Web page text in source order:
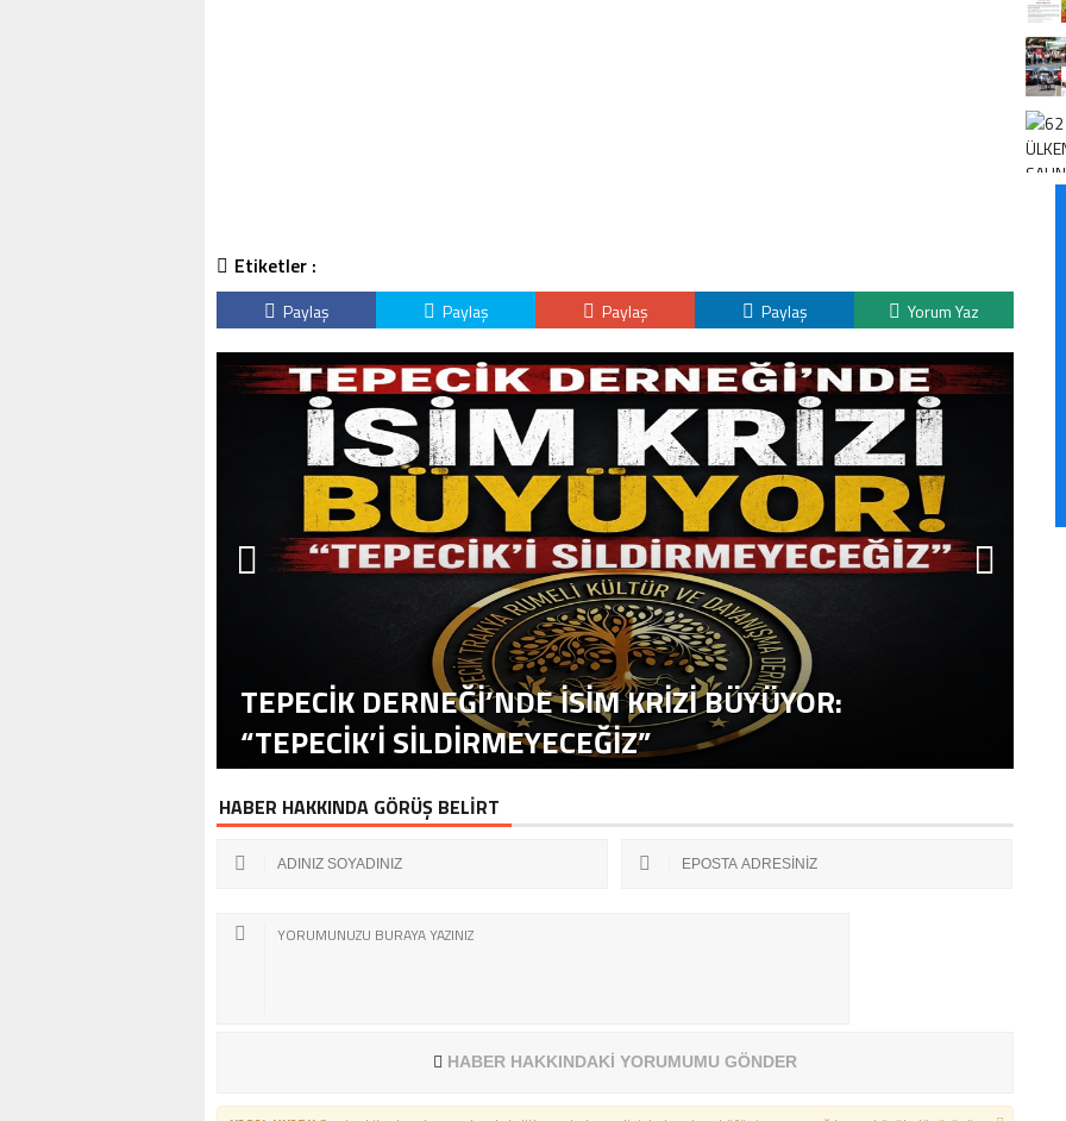
Etiketler :
Paylaş Paylaş Paylaş Paylaş Yorum Yaz
TEPECİK DERNEĞİ’NDE İSİM KRİZİ BÜYÜYOR:
“TEPECİK’İ SİLDİRMEYECEĞİZ”
HABER HAKKINDA GÖRÜŞ BELİRT
HABER HAKKINDAKİ YORUMUMU GÖNDER